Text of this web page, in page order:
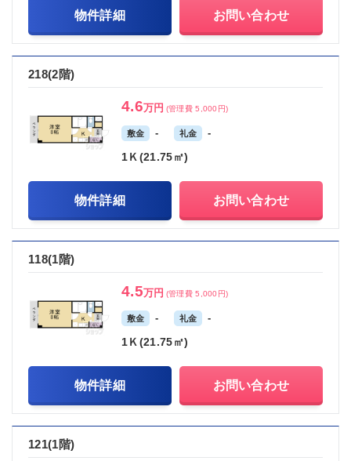
物件詳細 お問い合わせ
218(2階)
4.6万円 (管理費 5,000円)
敷金 - 礼金 -
1Ｋ(21.75㎡)
物件詳細 お問い合わせ
118(1階)
4.5万円 (管理費 5,000円)
敷金 - 礼金 -
1Ｋ(21.75㎡)
物件詳細 お問い合わせ
121(1階)